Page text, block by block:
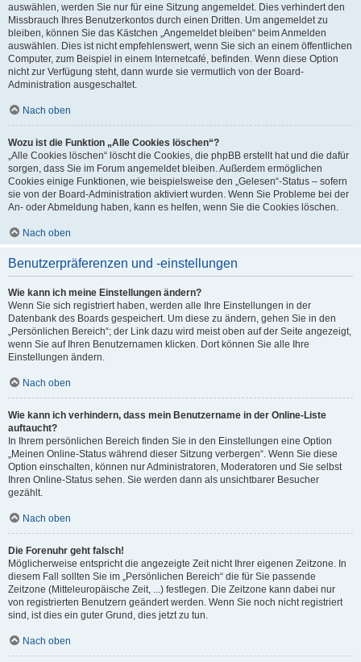
auswählen, werden Sie nur für eine Sitzung angemeldet. Dies verhindert den
Missbrauch Ihres Benutzerkontos durch einen Dritten. Um angemeldet zu
bleiben, können Sie das Kästchen „Angemeldet bleiben“ beim Anmelden
auswählen. Dies ist nicht empfehlenswert, wenn Sie sich an einem öffentlichen
Computer, zum Beispiel in einem Internetcafé, befinden. Wenn diese Option
nicht zur Verfügung steht, dann wurde sie vermutlich von der Board-
Administration ausgeschaltet.
Nach oben
Wozu ist die Funktion „Alle Cookies löschen“?
„Alle Cookies löschen“ löscht die Cookies, die phpBB erstellt hat und die dafür
sorgen, dass Sie im Forum angemeldet bleiben. Außerdem ermöglichen
Cookies einige Funktionen, wie beispielsweise den „Gelesen“-Status – sofern
sie von der Board-Administration aktiviert wurden. Wenn Sie Probleme bei der
An- oder Abmeldung haben, kann es helfen, wenn Sie die Cookies löschen.
Nach oben
Benutzerpräferenzen und -einstellungen
Wie kann ich meine Einstellungen ändern?
Wenn Sie sich registriert haben, werden alle Ihre Einstellungen in der
Datenbank des Boards gespeichert. Um diese zu ändern, gehen Sie in den
„Persönlichen Bereich“; der Link dazu wird meist oben auf der Seite angezeigt,
wenn Sie auf Ihren Benutzernamen klicken. Dort können Sie alle Ihre
Einstellungen ändern.
Nach oben
Wie kann ich verhindern, dass mein Benutzername in der Online-Liste
auftaucht?
In Ihrem persönlichen Bereich finden Sie in den Einstellungen eine Option
„Meinen Online-Status während dieser Sitzung verbergen“. Wenn Sie diese
Option einschalten, können nur Administratoren, Moderatoren und Sie selbst
Ihren Online-Status sehen. Sie werden dann als unsichtbarer Besucher
gezählt.
Nach oben
Die Forenuhr geht falsch!
Möglicherweise entspricht die angezeigte Zeit nicht Ihrer eigenen Zeitzone. In
diesem Fall sollten Sie im „Persönlichen Bereich“ die für Sie passende
Zeitzone (Mitteleuropäische Zeit, ...) festlegen. Die Zeitzone kann dabei nur
von registrierten Benutzern geändert werden. Wenn Sie noch nicht registriert
sind, ist dies ein guter Grund, dies jetzt zu tun.
Nach oben